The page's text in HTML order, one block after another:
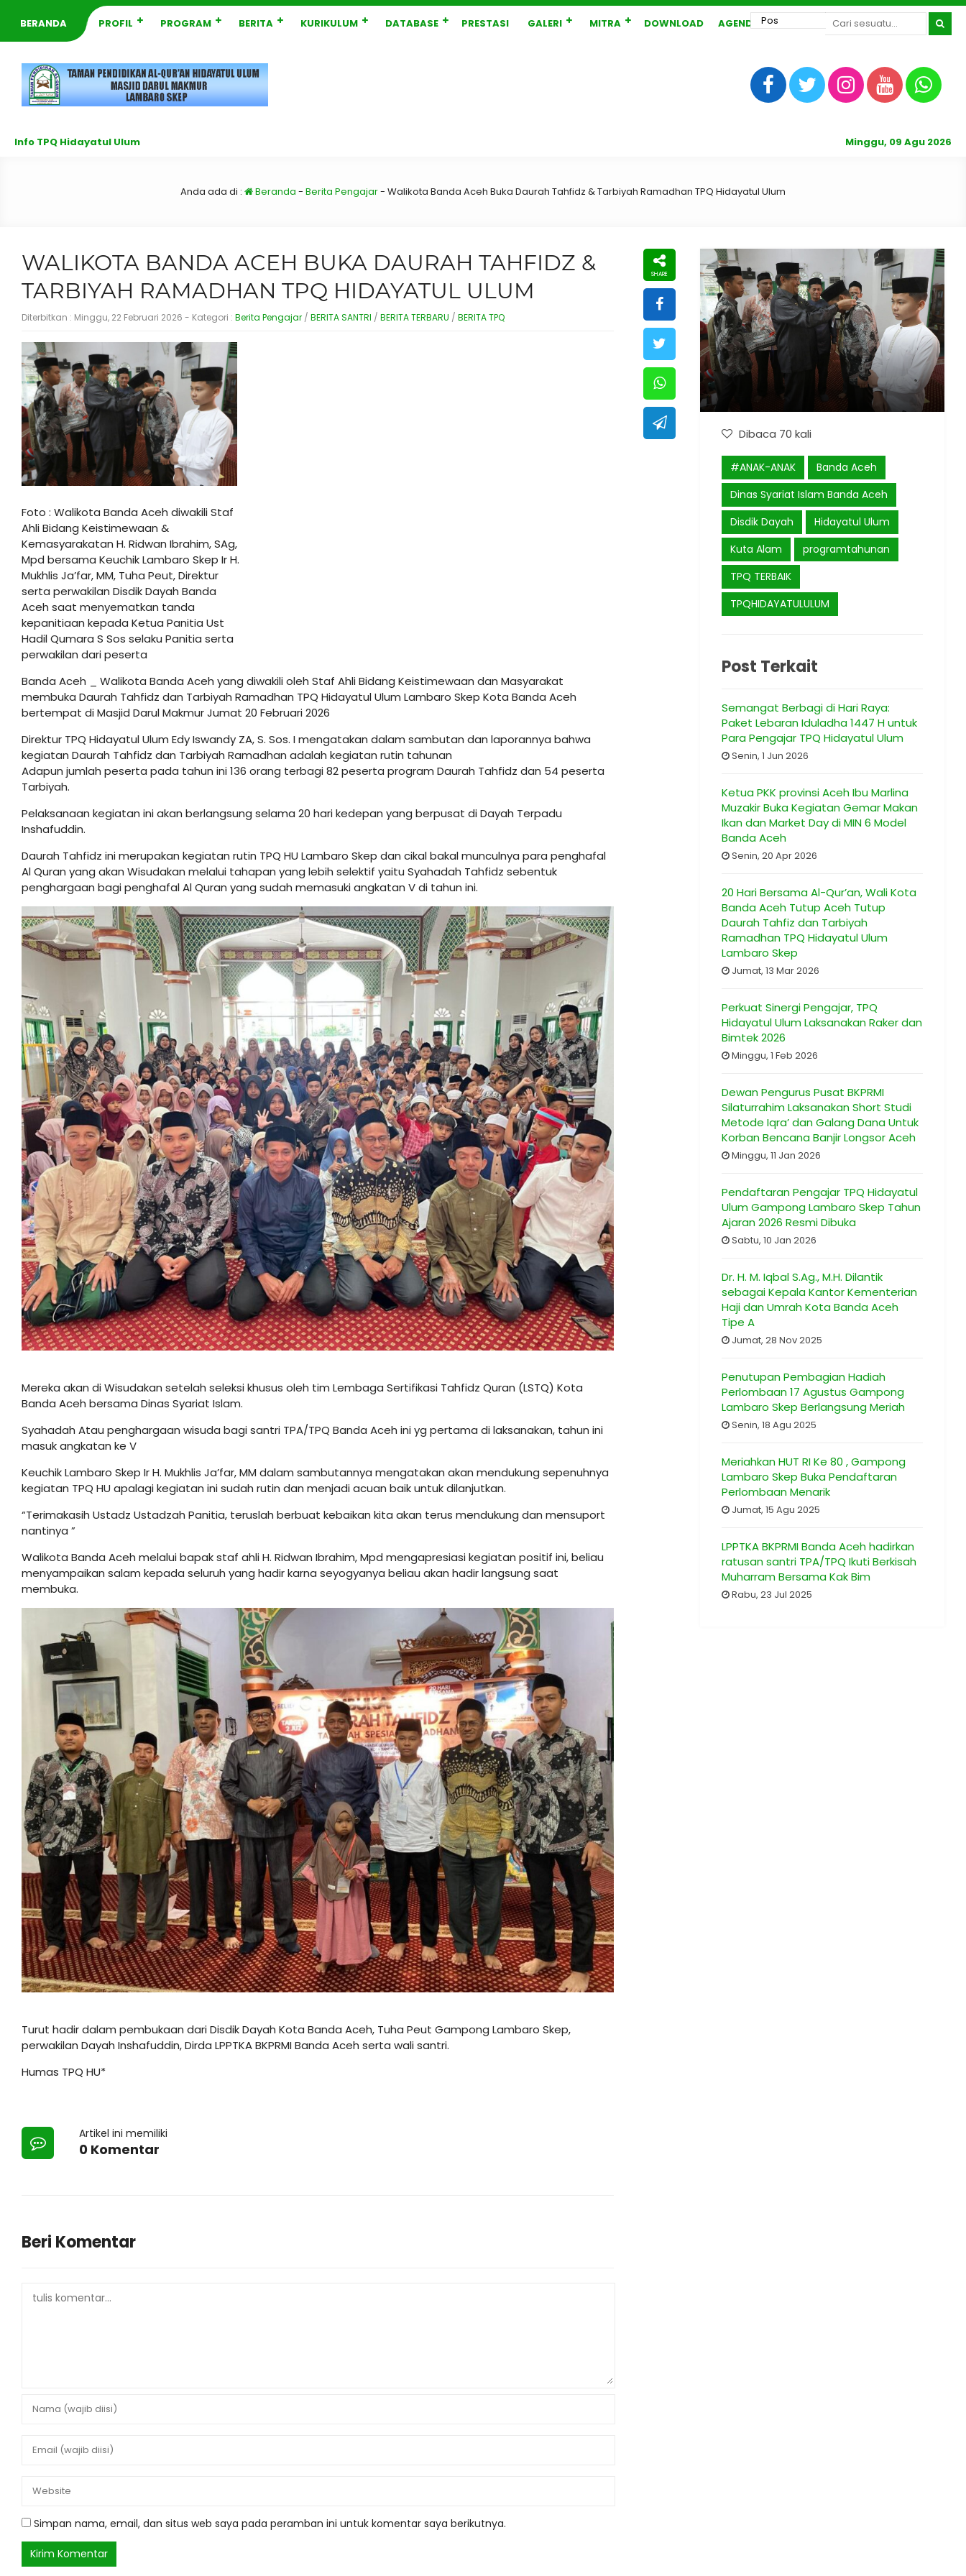
BERANDA PROFIL PROGRAM BERITA KURIKULUM DATABASE PRESTASI GALERI MITRA DOWNLOAD AGENDA
Info TPQ Hidayatul Ulum Minggu, 09 Agu 2026
Anda ada di : Beranda - Berita Pengajar- Walikota Banda Aceh Buka Daurah Tahfidz & Tarbiyah Ramadhan TPQ Hidayatul Ulum
WALIKOTA BANDA ACEH BUKA DAURAH TAHFIDZ &
TARBIYAH RAMADHAN TPQ HIDAYATUL ULUM
Diterbitkan : Minggu, 22 Februari 2026 - Kategori : Berita Pengajar / BERITA SANTRI / BERITA TERBARU / BERITA TPQ
Foto : Walikota Banda Aceh diwakili Staf
Ahli Bidang Keistimewaan &
Kemasyarakatan H. Ridwan Ibrahim, SAg,
Mpd bersama Keuchik Lambaro Skep Ir H.
Mukhlis Ja’far, MM, Tuha Peut, Direktur
serta perwakilan Disdik Dayah Banda
Aceh saat menyematkan tanda
kepanitiaan kepada Ketua Panitia Ust
Hadil Qumara S Sos selaku Panitia serta
perwakilan dari peserta
Banda Aceh _ Walikota Banda Aceh yang diwakili oleh Staf Ahli Bidang Keistimewaan dan Masyarakat
membuka Daurah Tahfidz dan Tarbiyah Ramadhan TPQ Hidayatul Ulum Lambaro Skep Kota Banda Aceh
bertempat di Masjid Darul Makmur Jumat 20 Februari 2026
Direktur TPQ Hidayatul Ulum Edy Iswandy ZA, S. Sos. I mengatakan dalam sambutan dan laporannya bahwa
kegiatan Daurah Tahfidz dan Tarbiyah Ramadhan adalah kegiatan rutin tahunan
Adapun jumlah peserta pada tahun ini 136 orang terbagi 82 peserta program Daurah Tahfidz dan 54 peserta
Tarbiyah.
Pelaksanaan kegiatan ini akan berlangsung selama 20 hari kedepan yang berpusat di Dayah Terpadu
Inshafuddin.
Daurah Tahfidz ini merupakan kegiatan rutin TPQ HU Lambaro Skep dan cikal bakal munculnya para penghafal
Al Quran yang akan Wisudakan melalui tahapan yang lebih selektif yaitu Syahadah Tahfidz sebentuk
penghargaan bagi penghafal Al Quran yang sudah memasuki angkatan V di tahun ini.
Mereka akan di Wisudakan setelah seleksi khusus oleh tim Lembaga Sertifikasi Tahfidz Quran (LSTQ) Kota
Banda Aceh bersama Dinas Syariat Islam.
Syahadah Atau penghargaan wisuda bagi santri TPA/TPQ Banda Aceh ini yg pertama di laksanakan, tahun ini
masuk angkatan ke V
Keuchik Lambaro Skep Ir H. Mukhlis Ja’far, MM dalam sambutannya mengatakan akan mendukung sepenuhnya
kegiatan TPQ HU apalagi kegiatan ini sudah rutin dan menjadi acuan baik untuk dilanjutkan.
“Terimakasih Ustadz Ustadzah Panitia, teruslah berbuat kebaikan kita akan terus mendukung dan mensuport
nantinya ”
Walikota Banda Aceh melalui bapak staf ahli H. Ridwan Ibrahim, Mpd mengapresiasi kegiatan positif ini, beliau
menyampaikan salam kepada seluruh yang hadir karna seyogyanya beliau akan hadir langsung saat
membuka.
Turut hadir dalam pembukaan dari Disdik Dayah Kota Banda Aceh, Tuha Peut Gampong Lambaro Skep,
perwakilan Dayah Inshafuddin, Dirda LPPTKA BKPRMI Banda Aceh serta wali santri.
Humas TPQ HU*
Artikel ini memiliki
0 Komentar
Beri Komentar
Simpan nama, email, dan situs web saya pada peramban ini untuk komentar saya berikutnya.
Dibaca 70 kali
#ANAK-ANAK
Banda Aceh
Dinas Syariat Islam Banda Aceh
Disdik Dayah
Hidayatul Ulum
Kuta Alam
programtahunan
TPQ TERBAIK
TPQHIDAYATULULUM
Post Terkait
Semangat Berbagi di Hari Raya:
Paket Lebaran Iduladha 1447 H untuk
Para Pengajar TPQ Hidayatul Ulum
Senin, 1 Jun 2026
Ketua PKK provinsi Aceh Ibu Marlina
Muzakir Buka Kegiatan Gemar Makan
Ikan dan Market Day di MIN 6 Model
Banda Aceh
Senin, 20 Apr 2026
20 Hari Bersama Al-Qur’an, Wali Kota
Banda Aceh Tutup Aceh Tutup
Daurah Tahfiz dan Tarbiyah
Ramadhan TPQ Hidayatul Ulum
Lambaro Skep
Jumat, 13 Mar 2026
Perkuat Sinergi Pengajar, TPQ
Hidayatul Ulum Laksanakan Raker dan
Bimtek 2026
Minggu, 1 Feb 2026
Dewan Pengurus Pusat BKPRMI
Silaturrahim Laksanakan Short Studi
Metode Iqra’ dan Galang Dana Untuk
Korban Bencana Banjir Longsor Aceh
Minggu, 11 Jan 2026
Pendaftaran Pengajar TPQ Hidayatul
Ulum Gampong Lambaro Skep Tahun
Ajaran 2026 Resmi Dibuka
Sabtu, 10 Jan 2026
Dr. H. M. Iqbal S.Ag., M.H. Dilantik
sebagai Kepala Kantor Kementerian
Haji dan Umrah Kota Banda Aceh
Tipe A
Jumat, 28 Nov 2025
Penutupan Pembagian Hadiah
Perlombaan 17 Agustus Gampong
Lambaro Skep Berlangsung Meriah
Senin, 18 Agu 2025
Meriahkan HUT RI Ke 80 , Gampong
Lambaro Skep Buka Pendaftaran
Perlombaan Menarik
Jumat, 15 Agu 2025
LPPTKA BKPRMI Banda Aceh hadirkan
ratusan santri TPA/TPQ Ikuti Berkisah
Muharram Bersama Kak Bim
Rabu, 23 Jul 2025